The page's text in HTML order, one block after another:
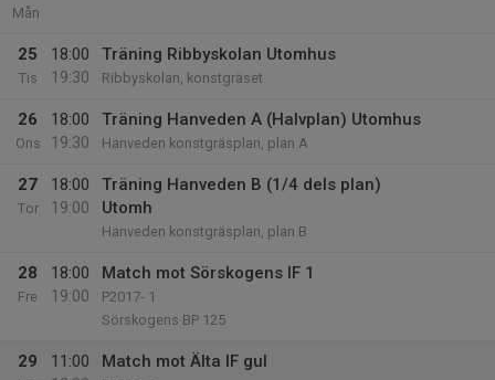
Mån
25
Tis
18:00
19:30
Träning Ribbyskolan Utomhus
Ribbyskolan, konstgräset
26
Ons
18:00
19:30
Träning Hanveden A (Halvplan) Utomhus
Hanveden konstgräsplan, plan A
27
Tor
18:00
19:00
Träning Hanveden B (1/4 dels plan)
Utomh
Hanveden konstgräsplan, plan B
28
Fre
18:00
19:00
Match mot Sörskogens IF 1
P2017- 1
Sörskogens BP 125
29
11:00
Match mot Älta IF gul